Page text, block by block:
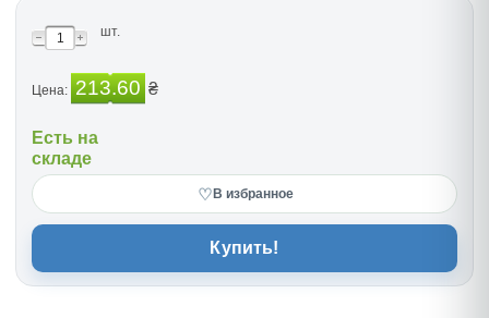
шт.
Цена: 213.60 ₴
Есть на
складе
♡ В избранное
Купить!